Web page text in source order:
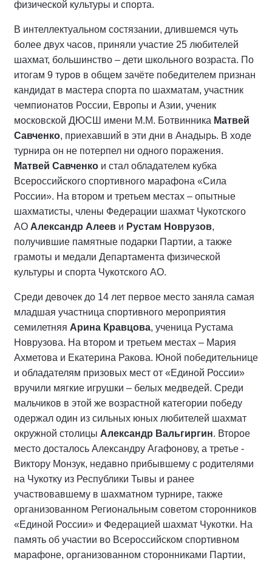
физической культуры и спорта.
В интеллектуальном состязании, длившемся чуть
более двух часов, приняли участие 25 любителей
шахмат, большинство – дети школьного возраста. По
итогам 9 туров в общем зачёте победителем признан
кандидат в мастера спорта по шахматам, участник
чемпионатов России, Европы и Азии, ученик
московской ДЮСШ имени М.М. Ботвинника Матвей
Савченко, приехавший в эти дни в Анадырь. В ходе
турнира он не потерпел ни одного поражения.
Матвей Савченко и стал обладателем кубка
Всероссийского спортивного марафона «Сила
России». На втором и третьем местах – опытные
шахматисты, члены Федерации шахмат Чукотского
АО Александр Алеев и Рустам Новрузов,
получившие памятные подарки Партии, а также
грамоты и медали Департамента физической
культуры и спорта Чукотского АО.
Среди девочек до 14 лет первое место заняла самая
младшая участница спортивного мероприятия
семилетняя Арина Кравцова, ученица Рустама
Новрузова. На втором и третьем местах – Мария
Ахметова и Екатерина Ракова. Юной победительнице
и обладателям призовых мест от «Единой России»
вручили мягкие игрушки – белых медведей. Среди
мальчиков в этой же возрастной категории победу
одержал один из сильных юных любителей шахмат
окружной столицы Александр Вальгиргин. Второе
место досталось Александру Агафонову, а третье -
Виктору Монзук, недавно прибывшему с родителями
на Чукотку из Республики Тывы и ранее
участвовавшему в шахматном турнире, также
организованном Региональным советом сторонников
«Единой России» и Федерацией шахмат Чукотки. На
память об участии во Всероссийском спортивном
марафоне, организованном сторонниками Партии,